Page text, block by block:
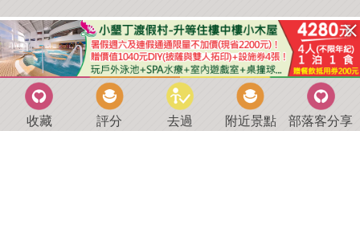
收藏 評分 去過 附近景點 部落客分享